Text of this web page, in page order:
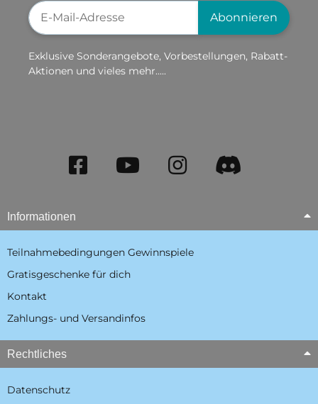
Newsletter-Registrierung
Abonnieren
Exklusive Sonderangebote, Vorbestellungen, Rabatt-
Aktionen und vieles mehr.....
Informationen
Teilnahmebedingungen Gewinnspiele
Gratisgeschenke für dich
Kontakt
Zahlungs- und Versandinfos
Rechtliches
Datenschutz